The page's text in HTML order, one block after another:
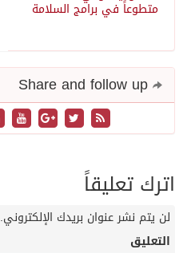
متطوعاً في برامج السلامة
اترك تعليقاً
لن يتم نشر عنوان بريدك الإلكتروني.
التعليق